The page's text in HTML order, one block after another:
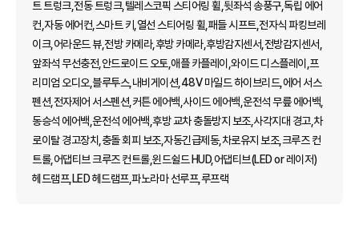
트 트렁크,전동 트렁크,텔레스코픽 스티어링 휠,뒷좌석 송풍구,독립 에어
컨,자동 에어컨,스마트 키,열선 스티어링 휠,패들 시프트,전자식 파킹브레
이크,어라운드 뷰,전방 카메라,후방 카메라,후방감지센서,전방감지센서,
앞좌석 무선충전,안드로이드 오토,애플 카플레이,와이드 디스플레이,프
리미엄 오디오,블루투스,내비게이션,48V 마일드 하이브리드,에어 서스
펜션,전자제어 서스펜션,커튼 에어백,사이드 에어백,운전석 무릎 에어백,
동승석 에어백,운전석 에어백,후방 교차 충돌방지 보조,사각지대 경고,차
로이탈 경고장치,충돌 회피 보조,자동긴급제동,차로유지 보조,크루즈 컨
트롤,어댑티브 크루즈 컨트롤,윈드쉴드 HUD,어댑티브(LED or 레이저)
헤드램프,LED 헤드램프,파노라마 선루프,루프랙